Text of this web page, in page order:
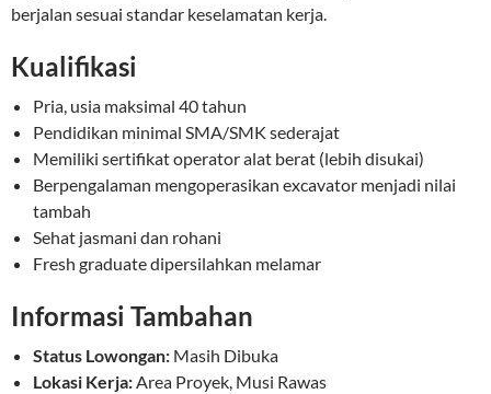
berjalan sesuai standar keselamatan kerja.
Kualifikasi
Pria, usia maksimal 40 tahun
Pendidikan minimal SMA/SMK sederajat
Memiliki sertifikat operator alat berat (lebih disukai)
Berpengalaman mengoperasikan excavator menjadi nilai
tambah
Sehat jasmani dan rohani
Fresh graduate dipersilahkan melamar
Informasi Tambahan
Status Lowongan: Masih Dibuka
Lokasi Kerja:Area Proyek, Musi Rawas